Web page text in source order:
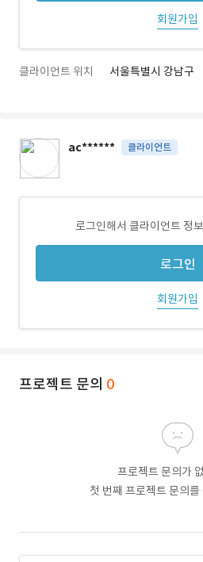
회원가입
클라이언트 위치 서울특별시 강남구
ac****** 클라이언트
로그인해서 클라이언트 정
로그인
회원가입
프로젝트 문의 0
프로젝트 문의가
첫 번째 프로젝트 문의